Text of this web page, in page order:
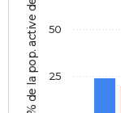
25
50